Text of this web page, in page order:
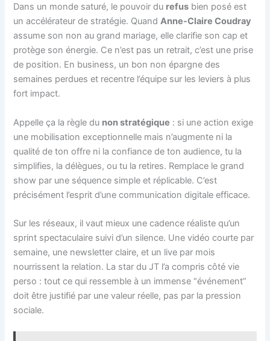
Dans un monde saturé, le pouvoir du refus bien posé est
un accélérateur de stratégie. QuandAnne-Claire Coudray
assume son non au grand mariage, elle clarifie son cap et
protège son énergie. Ce n’est pas un retrait, c’est une prise
de position. En business, un bon non épargne des
semaines perdues et recentre l’équipe sur les leviers à plus
fort impact.
Appelle ça la règle du non stratégique : si une action exige
une mobilisation exceptionnelle mais n’augmente ni la
qualité de ton offre ni la confiance de ton audience, tu la
simplifies, la délègues, ou tu la retires. Remplace le grand
show par une séquence simple et réplicable. C’est
précisément l’esprit d’une communication digitale efficace.
Sur les réseaux, il vaut mieux une cadence réaliste qu’un
sprint spectaculaire suivi d’un silence. Une vidéo courte par
semaine, une newsletter claire, et un live par mois
nourrissent la relation. La star du JT l’a compris côté vie
perso : tout ce qui ressemble à un immense “événement”
doit être justifié par une valeur réelle, pas par la pression
sociale.